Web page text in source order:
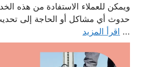
ويمكن للعملاء الاستفادة من هذه
حدوث أي مشاكل أو الحاجة إلى
... اقرأ المزيد